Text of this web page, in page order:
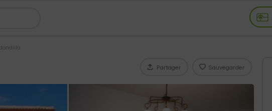
Partager Sauvegarder